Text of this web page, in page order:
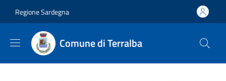
Regione Sardegna
Comune di Terralba